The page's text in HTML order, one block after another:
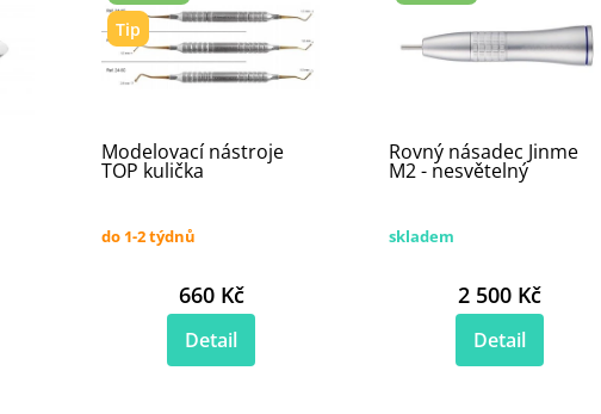
Tip
Modelovací nástroje
TOP kulička
do 1-2 týdnů
660 Kč
Detail
Rovný násadec Jinme
M2 - nesvětelný
skladem
2 500 Kč
Detail